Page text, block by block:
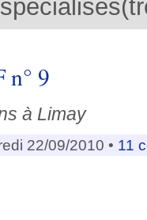
n° 9
à Limay
22/09/2010 • 11